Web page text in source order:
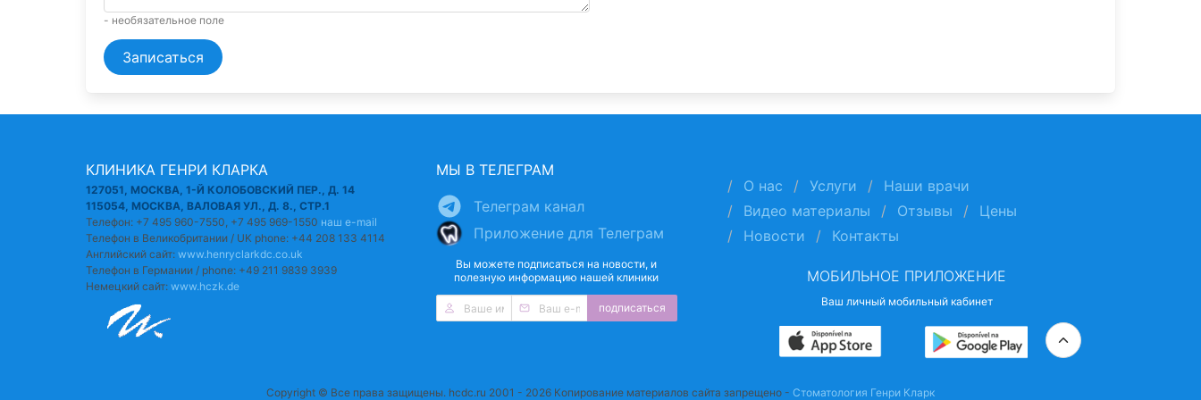
- необязательное поле
Записаться
КЛИНИКА ГЕНРИ КЛАРКА
127051, МОСКВА, 1-Й КОЛОБОВСКИЙ ПЕР., Д. 14
115054, МОСКВА, ВАЛОВАЯ УЛ., Д. 8., СТР.1
Телефон: +7 495 960-7550, +7 495 969-1550 наш e-mail
Телефон в Великобритании / UK phone: +44 208 133 4114
Английский сайт: www.henryclarkdc.co.uk
Телефон в Германии / phone: +49 211 9839 3939
Немецкий сайт: www.hczk.de
МЫ В ТЕЛЕГРАМ
Телеграм канал
Приложение для Телеграм
Вы можете подписаться на новости, и
полезную информацию нашей клиники
подписаться
О нас Услуги
Наши врачи
Видео материалы
Отзывы
Цены
Новости
Контакты
МОБИЛЬНОЕ ПРИЛОЖЕНИЕ
Ваш личный мобильный кабинет
Copyright © Все права защищены. hcdc.ru 2001 - 2026 Копирование материалов сайта запрещено - Стоматология Генри Кларк